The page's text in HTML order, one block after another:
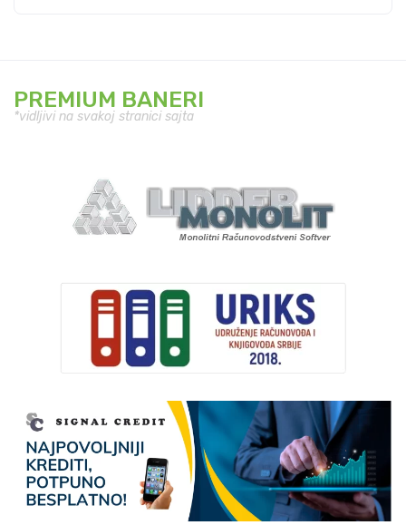
PREMIUM BANERI
*vidljivi na svakoj stranici sajta